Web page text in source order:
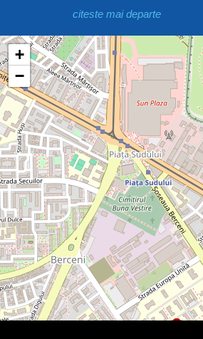
citeste mai departe
gmaps harta
+
−